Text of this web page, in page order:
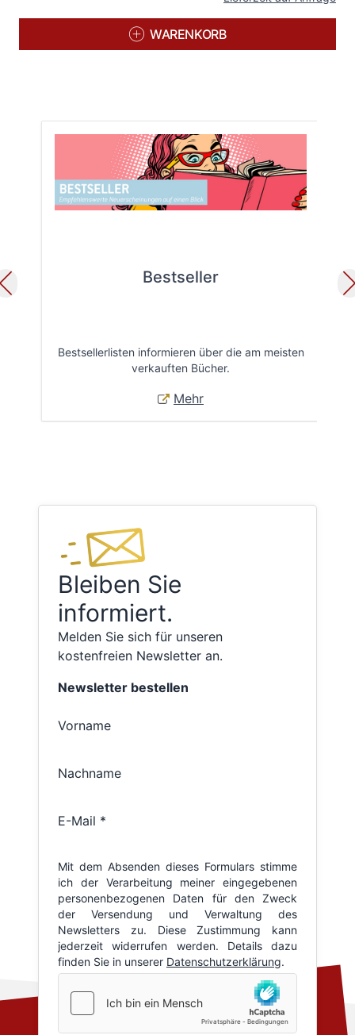
WARENKORB
Bestseller
Bestsellerlisten informieren über die am meisten
verkauften Bücher.
Mehr
Bleiben Sie
informiert.
Melden Sie sich für unseren
kostenfreien Newsletter an.